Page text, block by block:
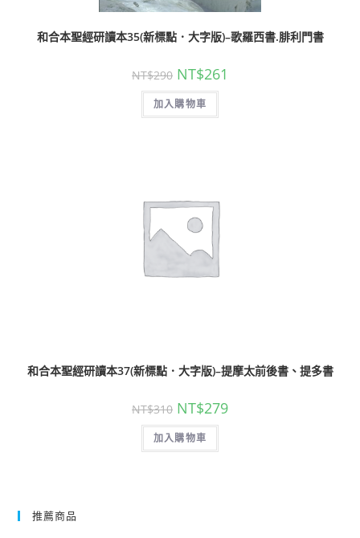
和合本聖經研讀本35(新標點．大字版)–歌羅西書.腓利門書
NT$290 NT$261
加入購物車
和合本聖經研讀本37(新標點．大字版)–提摩太前後書、提多書
NT$310 NT$279
加入購物車
推薦商品